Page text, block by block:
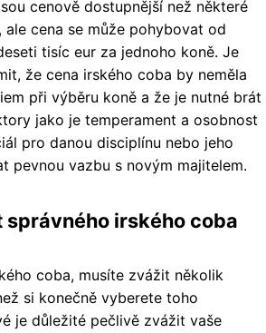
cenově dostupnější než některé
ale cena se může pohybovat od
tisíc eur za jednoho koně. Je
že cena irského coba by neměla
při výběru koně a že je nutné brát
jako je temperament a osobnost
pro danou disciplínu nebo jeho
pevnou vazbu s novým majitelem.
správného irského coba
coba, musíte zvážit několik
si konečně vyberete toho
je důležité pečlivě zvážit vaše